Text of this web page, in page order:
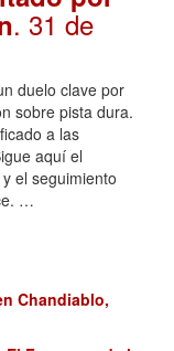
. 31 de
duelo clave por
sobre pista dura.
a las
aquí el
el seguimiento
…
Chandiablo,